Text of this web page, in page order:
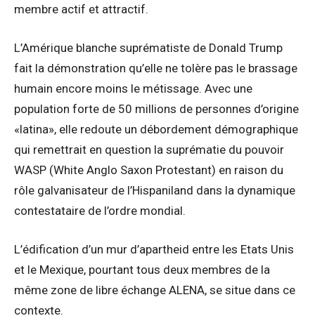
membre actif et attractif.
L’Amérique blanche suprématiste de Donald Trump
fait la démonstration qu’elle ne tolère pas le brassage
humain encore moins le métissage. Avec une
population forte de 50 millions de personnes d’origine
«latina», elle redoute un débordement démographique
qui remettrait en question la suprématie du pouvoir
WASP (White Anglo Saxon Protestant) en raison du
rôle galvanisateur de l’Hispaniland dans la dynamique
contestataire de l’ordre mondial.
L’édification d’un mur d’apartheid entre les Etats Unis
et le Mexique, pourtant tous deux membres de la
même zone de libre échange ALENA, se situe dans ce
contexte.